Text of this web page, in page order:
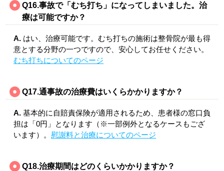
Q16.事故で「むち打ち」になってしまいました。治
療は可能ですか？
A. はい、治療可能です。むち打ちの施術は整骨院が最も得
意とする分野の一つですので、安心してお任せください。
むち打ちについてのページ
Q17.通事故の治療費はいくらかかりますか？
A. 基本的に自賠責保険が適用されるため、患者様の窓口負
担は「0円」となります（※一部例外となるケースもござ
います）。 慰謝料と治療についてのページ
Q18.治療期間はどのくらいかかりますか？